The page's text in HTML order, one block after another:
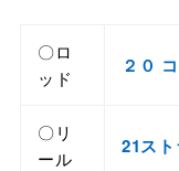
〇ロ
ッド
２０
〇リ
ール
21ス